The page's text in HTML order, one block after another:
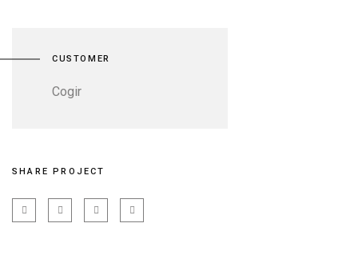
CUSTOMER
Cogir
SHARE PROJECT